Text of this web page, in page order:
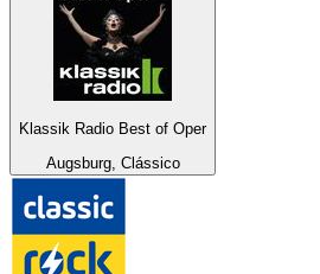
Klassik Radio Best of Oper
Augsburg, Clássico